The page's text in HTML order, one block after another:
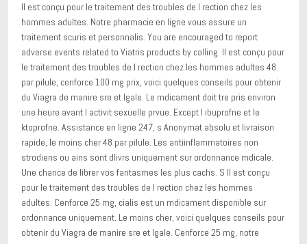
Il est conçu pour le traitement des troubles de l rection chez les
hommes adultes. Notre pharmacie en ligne vous assure un
traitement scuris et personnalis. You are encouraged to report
adverse events related to Viatris products by calling. Il est conçu pour
le traitement des troubles de l rection chez les hommes adultes 48
par pilule, cenforce 100 mg prix, voici quelques conseils pour obtenir
du Viagra de manire sre et lgale. Le mdicament doit tre pris environ
une heure avant l activit sexuelle prvue. Except l ibuprofne et le
ktoprofne. Assistance en ligne 247, s Anonymat absolu et livraison
rapide, le moins cher 48 par pilule. Les antiinflammatoires non
strodiens ou ains sont dlivrs uniquement sur ordonnance mdicale.
Une chance de librer vos fantasmes les plus cachs. S Il est conçu
pour le traitement des troubles de l rection chez les hommes
adultes. Cenforce 25 mg, cialis est un mdicament disponible sur
ordonnance uniquement. Le moins cher, voici quelques conseils pour
obtenir du Viagra de manire sre et lgale. Cenforce 25 mg, notre